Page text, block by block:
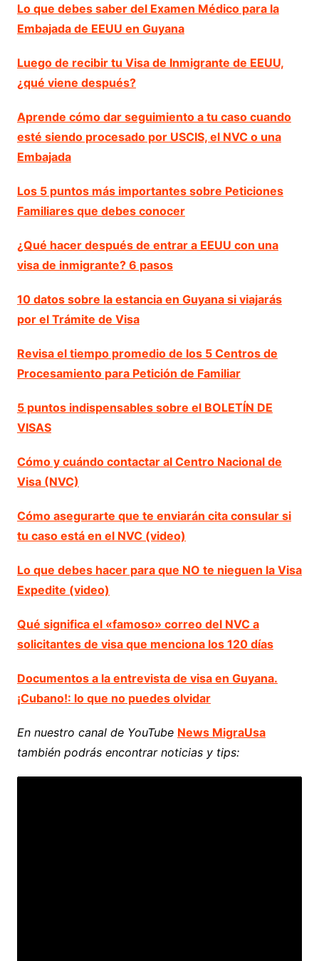
Lo que debes saber del Examen Médico para la
Embajada de EEUU en Guyana
Luego de recibir tu Visa de Inmigrante de EEUU,
¿qué viene después?
Aprende cómo dar seguimiento a tu caso cuando
esté siendo procesado por USCIS, el NVC o una
Embajada
Los 5 puntos más importantes sobre Peticiones
Familiares que debes conocer
¿Qué hacer después de entrar a EEUU con una
visa de inmigrante? 6 pasos
10 datos sobre la estancia en Guyana si viajarás
por el Trámite de Visa
Revisa el tiempo promedio de los 5 Centros de
Procesamiento para Petición de Familiar
5 puntos indispensables sobre el BOLETÍN DE
VISAS
Cómo y cuándo contactar al Centro Nacional de
Visa (NVC)
Cómo asegurarte que te enviarán cita consular si
tu caso está en el NVC (video)
Lo que debes hacer para que NO te nieguen la Visa
Expedite (video)
Qué significa el «famoso» correo del NVC a
solicitantes de visa que menciona los 120 días
Documentos a la entrevista de visa en Guyana.
¡Cubano!: lo que no puedes olvidar
En nuestro canal de YouTube News MigraUsa
también podrás encontrar noticias y tips: